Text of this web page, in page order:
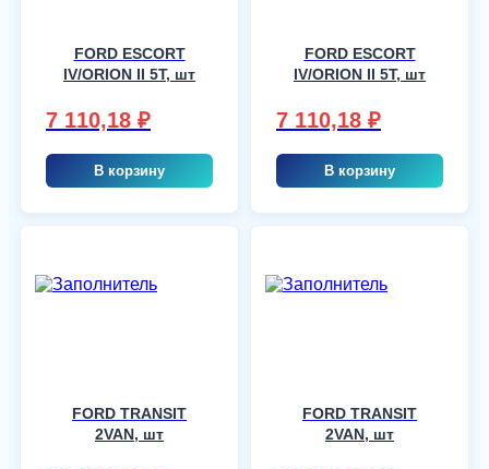
FORD ESCORT
IV/ORION II 5T, шт
7 110,18 ₽
В корзину
FORD ESCORT
IV/ORION II 5T, шт
7 110,18 ₽
В корзину
FORD TRANSIT
2VAN, шт
FORD TRANSIT
2VAN, шт